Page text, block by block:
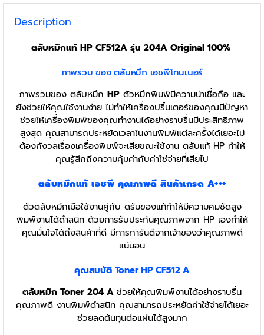
Description
ตลับหมึกแท้ HP CF512A รุ่น 204AOriginal 100%
ภาพรวม ของ ตลับหมึก เอชพีโทนเนอร์
ภาพรวมของ ตลับหมึก HP ตัวหมึกพิมพ์มีความน่าเชื่อถือ และ
ยังช่วยให้คุณใช้งานง่าย ไม่ทำให้เครื่องปริ้นเตอร์ของคุณมีปัญหา
ช่วยให้เครื่องพิมพ์ของคุณทำงานได้อย่างราบรื่นมีประสิทธิภาพ
สูงสุด คุณสามารถประหยัดเวลาในงานพิมพ์แต่ละครั้งได้เยอะไม่
ต้องกังวลเรื่องเครื่องพิมพ์จะเสียขณะใช้งาน ตลับแท้ HP ทำให้
คุณรู้สึกถึงความคุ้มค่ากับค่าใช่จ่ายที่เสียไป
ตลับหมึกแท้ เอชพี คุณภาพดี สินค้าเกรด A+++
ตัวตลับหมึกเมือใช้งานคู่กับ ดรัมของแท้ทำให้มีความคมชัดสูง
พิมพ์งานได้ดำสนิท ด้วยการรับประกันคุณภาพจาก HP เองทำให้
คุณมั่นใจได้ถึงสินค้าที่ดี มีการการันตีจากเจ้าของว่าคุณภาพดี
แน่นอน
คุณสมบัติ Toner HP CF512 A
ตลับหมึก Toner 204 A ช่วยให้คุณพิมพ์งานได้อย่างราบรื่น
คุณภาพดี งานพิมพ์ดำสนิท คุณสามารถประหยัดค่าใช้จ่ายได้เยอะ
ช่วยลดต้นทุนต่อแผ่นได้สูงมาก